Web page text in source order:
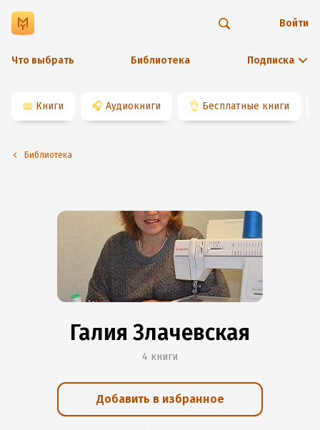
Что выбрать Библиотека Подписка
Войти
📖 Книги 🎧 Аудиокниги 👌 Бесплатные книги
Библиотека
Галия Злачевская
4 книги
Добавить в избранное